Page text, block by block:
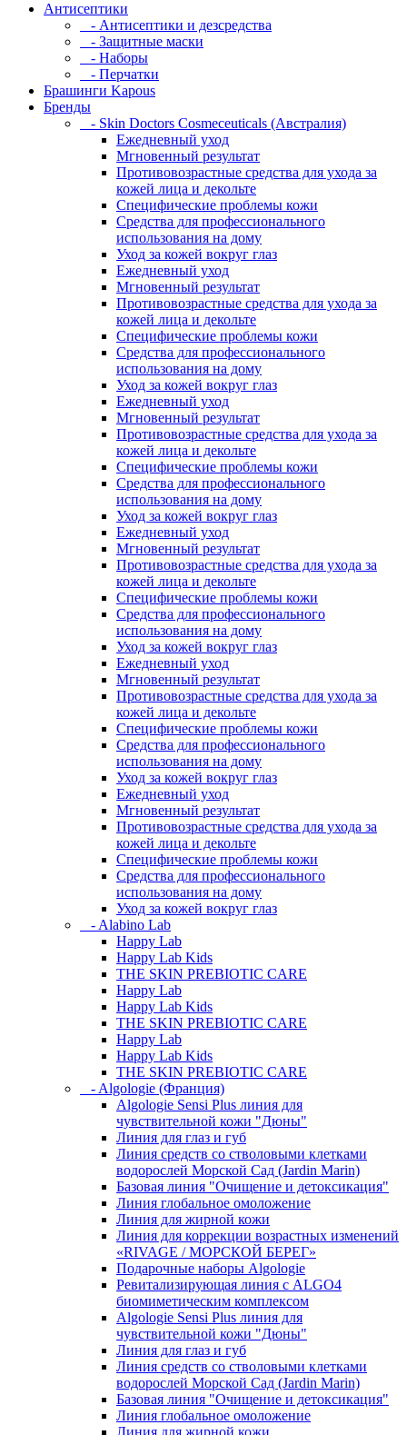
Антисептики
- Антисептики и дезсредства
- Защитные маски
- Наборы
- Перчатки
Брашинги Kapous
Бренды
- Skin Doctors Cosmeceuticals (Австралия)
Ежедневный уход
Мгновенный результат
Противовозрастные средства для ухода за
кожей лица и декольте
Специфические проблемы кожи
Средства для профессионального
использования на дому
Уход за кожей вокруг глаз
Ежедневный уход
Мгновенный результат
Противовозрастные средства для ухода за
кожей лица и декольте
Специфические проблемы кожи
Средства для профессионального
использования на дому
Уход за кожей вокруг глаз
Ежедневный уход
Мгновенный результат
Противовозрастные средства для ухода за
кожей лица и декольте
Специфические проблемы кожи
Средства для профессионального
использования на дому
Уход за кожей вокруг глаз
Ежедневный уход
Мгновенный результат
Противовозрастные средства для ухода за
кожей лица и декольте
Специфические проблемы кожи
Средства для профессионального
использования на дому
Уход за кожей вокруг глаз
Ежедневный уход
Мгновенный результат
Противовозрастные средства для ухода за
кожей лица и декольте
Специфические проблемы кожи
Средства для профессионального
использования на дому
Уход за кожей вокруг глаз
Ежедневный уход
Мгновенный результат
Противовозрастные средства для ухода за
кожей лица и декольте
Специфические проблемы кожи
Средства для профессионального
использования на дому
Уход за кожей вокруг глаз
- Alabino Lab
Happy Lab
Happy Lab Kids
THE SKIN PREBIOTIC CARE
Happy Lab
Happy Lab Kids
THE SKIN PREBIOTIC CARE
Happy Lab
Happy Lab Kids
THE SKIN PREBIOTIC CARE
- Algologie (Франция)
Algologie Sensi Plus линия для
чувcтвительной кожи "Дюны"
Линия для глаз и губ
Линия средств со стволовыми клетками
водорослей Морской Сад (Jardin Marin)
Базовая линия "Очищение и детоксикация"
Линия глобальное омоложение
Линия для жирной кожи
Линия для коррекции возрастных изменений
«RIVAGE / МОРСКОЙ БЕРЕГ»
Подарочные наборы Algologie
Ревитализирующая линия с ALGO4
биомиметическим комплексом
Algologie Sensi Plus линия для
чувcтвительной кожи "Дюны"
Линия для глаз и губ
Линия средств со стволовыми клетками
водорослей Морской Сад (Jardin Marin)
Базовая линия "Очищение и детоксикация"
Линия глобальное омоложение
Линия для жирной кожи